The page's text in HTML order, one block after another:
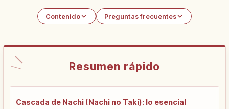
Contenido Preguntas frecuentes
Resumen rápido
Cascada de Nachi (Nachi no Taki): lo esencial